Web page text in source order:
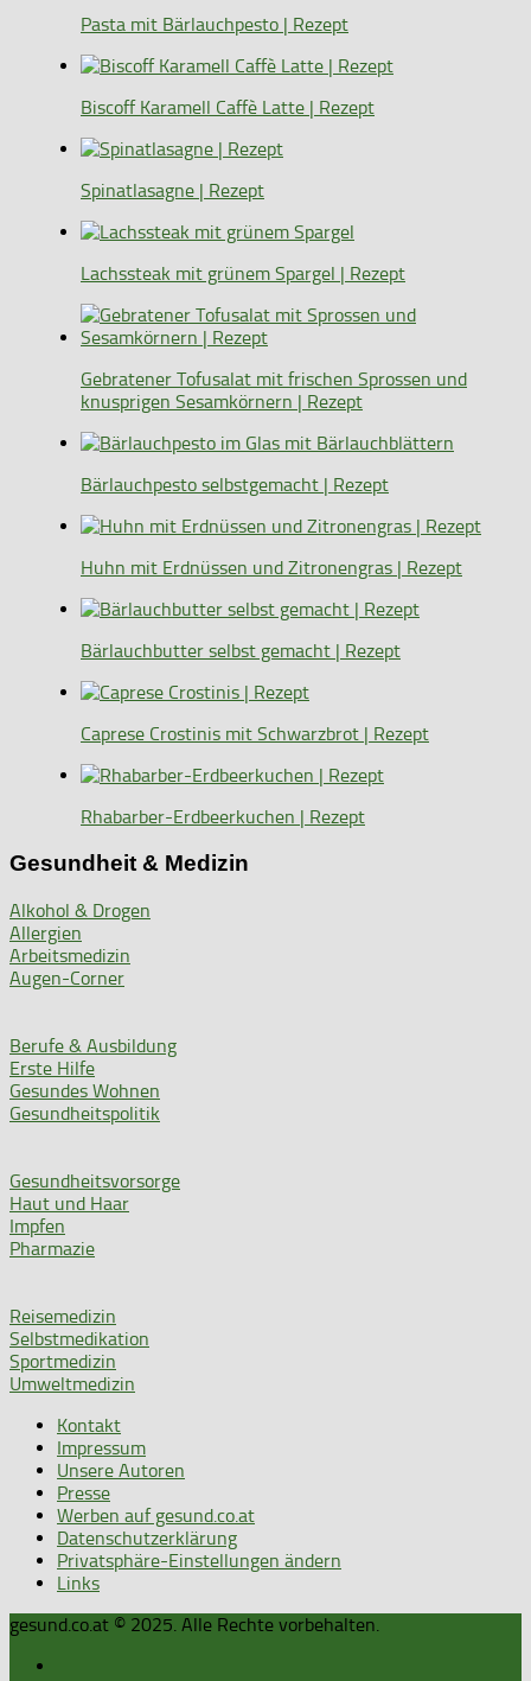
Pasta mit Bärlauchpesto | Rezept
Biscoff Karamell Caffè Latte | Rezept
Spinatlasagne | Rezept
Lachssteak mit grünem Spargel | Rezept
Gebratener Tofusalat mit frischen Sprossen und
knusprigen Sesamkörnern | Rezept
Bärlauchpesto selbstgemacht | Rezept
Huhn mit Erdnüssen und Zitronengras | Rezept
Bärlauchbutter selbst gemacht | Rezept
Caprese Crostinis mit Schwarzbrot | Rezept
Rhabarber-Erdbeerkuchen | Rezept
Gesundheit & Medizin
Alkohol & Drogen
Allergien
Arbeitsmedizin
Augen-Corner
Berufe & Ausbildung
Erste Hilfe
Gesundes Wohnen
Gesundheitspolitik
Gesundheitsvorsorge
Haut und Haar
Impfen
Pharmazie
Reisemedizin
Selbstmedikation
Sportmedizin
Umweltmedizin
Kontakt
Impressum
Unsere Autoren
Presse
Werben auf gesund.co.at
Datenschutzerklärung
Privatsphäre-Einstellungen ändern
Links
gesund.co.at © 2025. Alle Rechte vorbehalten.